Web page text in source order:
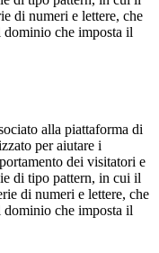
di numeri e lettere, che
che imposta il
alla piattaforma di
per aiutare i
dei visitatori e
di tipo pattern, in cui il
di numeri e lettere, che
che imposta il